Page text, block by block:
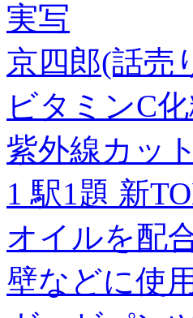
実写
京四郎(話売
ビタミンC
紫外線カッ
1 駅1題 新
オイルを配
壁などに使